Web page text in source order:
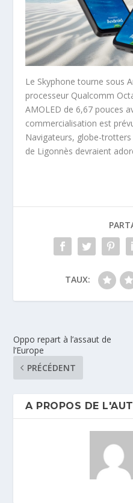
Le Skyphone tourne sous
processeur Qualcomm
AMOLED de 6,67 pouces
commercialisation est
Navigateurs, globe-
de Ligonnès devraient
TAUX:
Oppo repart à l’assaut de
l’Europe
PRÉCÉDENT
A PROPOS DE